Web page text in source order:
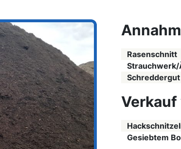
Rasenschnitt
Strauchwerk/
Schreddergut
Verkauf
Gesiebtem